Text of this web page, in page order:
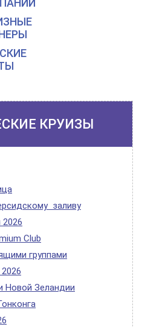
КРУИЗЫ
заливу
Club
группами
Новой Зеландии